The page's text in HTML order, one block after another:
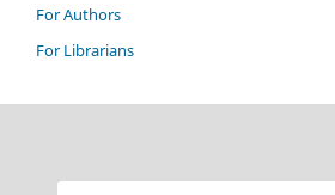
For Authors
For Librarians